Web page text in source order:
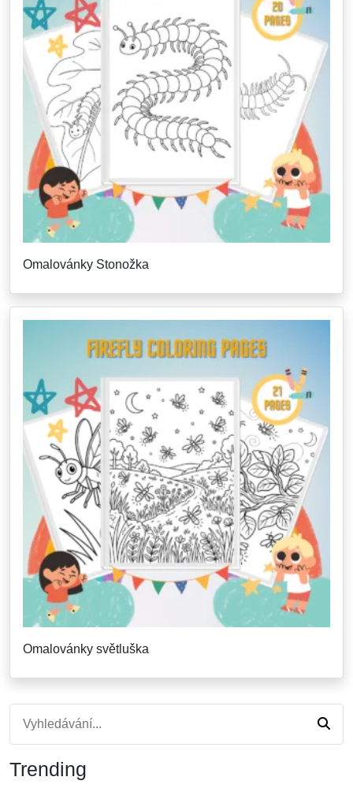
Omalovánky Stonožka
Omalovánky světluška
Trending